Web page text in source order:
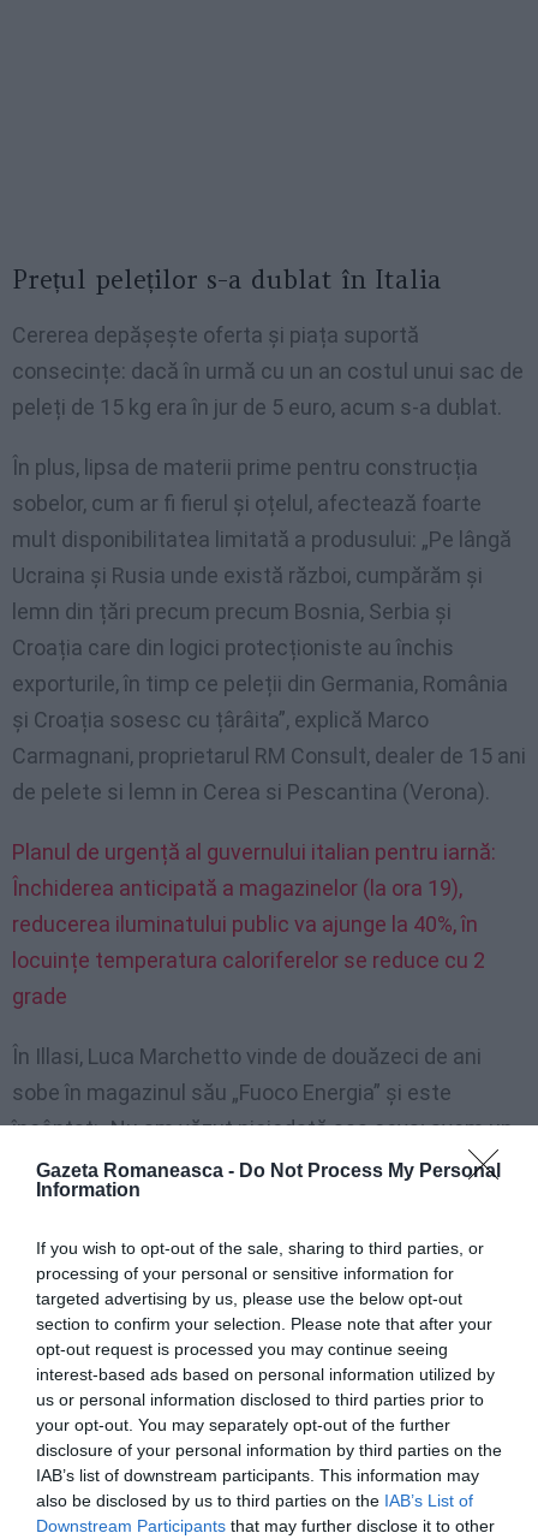
Gazeta Romaneasca - Do Not Process My Personal
Information
If you wish to opt-out of the sale, sharing to third parties, or
processing of your personal or sensitive information for
targeted advertising by us, please use the below opt-out
section to confirm your selection. Please note that after your
opt-out request is processed you may continue seeing
interest-based ads based on personal information utilized by
us or personal information disclosed to third parties prior to
your opt-out. You may separately opt-out of the further
disclosure of your personal information by third parties on the
IAB’s list of downstream participants. This information may
also be disclosed by us to third parties on the IAB’s List of
Downstream Participants that may further disclose it to other
Prețul peleților s-a dublat în Italia
Cererea depășește oferta și piața suportă
consecințe: dacă în urmă cu un an costul unui sac de
peleți de 15 kg era în jur de 5 euro, acum s-a dublat.
În plus, lipsa de materii prime pentru construcția
sobelor, cum ar fi fierul și oțelul, afectează foarte
mult disponibilitatea limitată a produsului: „Pe lângă
Ucraina și Rusia unde există război, cumpărăm și
lemn din țări precum precum Bosnia, Serbia și
Croația care din logici protecționiste au închis
exporturile, în timp ce peleții din Germania, România
și Croația sosesc cu țârâita”, explică Marco
Carmagnani, proprietarul RM Consult, dealer de 15 ani
de pelete si lemn in Cerea si Pescantina (Verona).
Planul de urgență al guvernului italian pentru iarnă:
Închiderea anticipată a magazinelor (la ora 19),
reducerea iluminatului public va ajunge la 40%, în
locuințe temperatura caloriferelor se reduce cu 2
grade
În Illasi, Luca Marchetto vinde de douăzeci de ani
sobe în magazinul său „Fuoco Energia” și este
încântat: „Nu am văzut niciodată așa ceva; avem un
munte de cereri, dar din lipsa materialelor nu avem
suficiente sobe. Este ceva gata de livrare, altfel
mergem la sfârșitul iernii. Prețuri? Lemnul a crescut
cu 30%, dar peleții au crescut și mai mult. Cred că se
fac multe speculații”, subliniază el.
Energia s-a scumpit cu peste 38% în Italia, guvernul
anunță un pachet de măsuri
Livrări în 2023